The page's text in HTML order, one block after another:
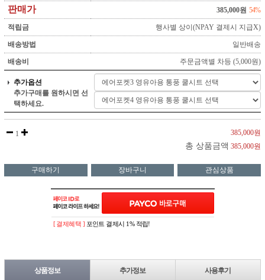
판매가 385,000원 54%
적립금 행사별 상이(NPAY 결제시 지급X)
배송방법 일반배송
배송비 주문금액별 차등 (5,000원)
추가옵션
추가구매를 원하시면 선
택하세요.
1 385,000원
총 상품금액 385,000원
구매하기 장바구니 관심상품
[ 결제혜택 ] 포인트 결제시 1% 적립!
상품정보 추가정보 사용후기